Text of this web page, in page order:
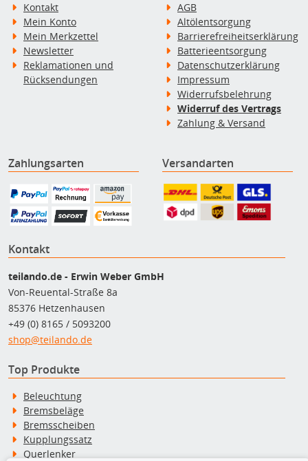
Kontakt
Mein Konto
Mein Merkzettel
Newsletter
Reklamationen und
Rücksendungen
AGB
Altölentsorgung
Barrierefreiheitserklärung
Batterieentsorgung
Datenschutzerklärung
Impressum
Widerrufsbelehrung
Widerruf des Vertrags
Zahlung & Versand
Zahlungsarten Versandarten
Kontakt
teilando.de - Erwin Weber GmbH
Von-Reuental-Straße 8a
85376 Hetzenhausen
+49 (0) 8165 / 5093200
shop@teilando.de
Top Produkte
Beleuchtung
Bremsbeläge
Bremsscheiben
Kupplungssatz
Querlenker